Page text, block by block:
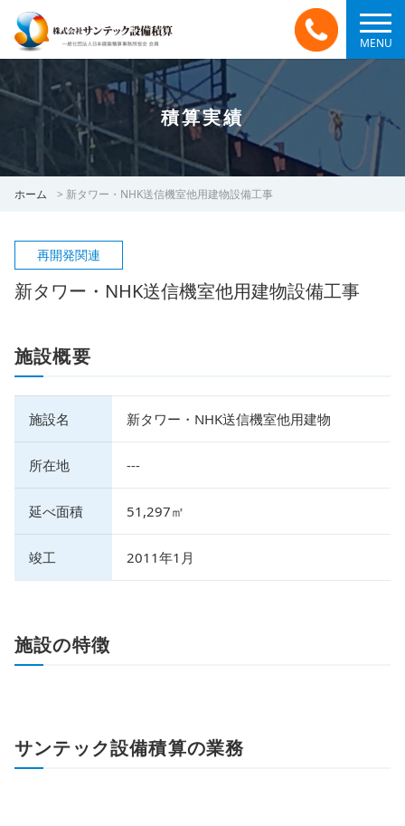
MENU
積算実績
ホーム > 新タワー・NHK送信機室他用建物設備工事
再開発関連
新タワー・NHK送信機室他用建物設備工事
施設概要
施設名 新タワー・NHK送信機室他用建物
所在地 ---
延べ面積 51,297㎡
竣工 2011年1月
施設の特徴
サンテック設備積算の業務